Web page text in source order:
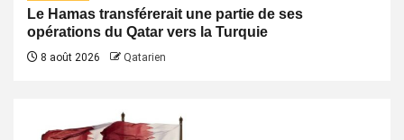
Le Hamas transférerait une partie de ses
opérations du Qatar vers la Turquie
8 août 2026 Qatarien